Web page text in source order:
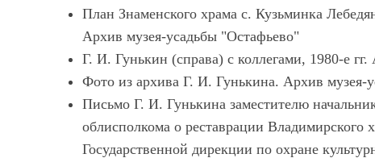
План Знаменского храма с. Кузьминка
Архив музея-усадьбы "Остафьево"
Г. И. Гунькин (справа) с коллегами, 1980-е
Фото из архива Г. И. Гунькина. Архив музея-
Письмо Г. И. Гунькина заместителю
облисполкома о реставрации Владимирского
Государственной дирекции по охране